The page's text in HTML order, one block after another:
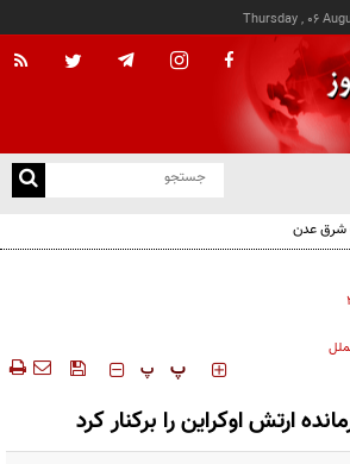
Thursday , 06
شرق عدن
‍‍‍ پ پ
ارتش اوکراین را برکنار کرد